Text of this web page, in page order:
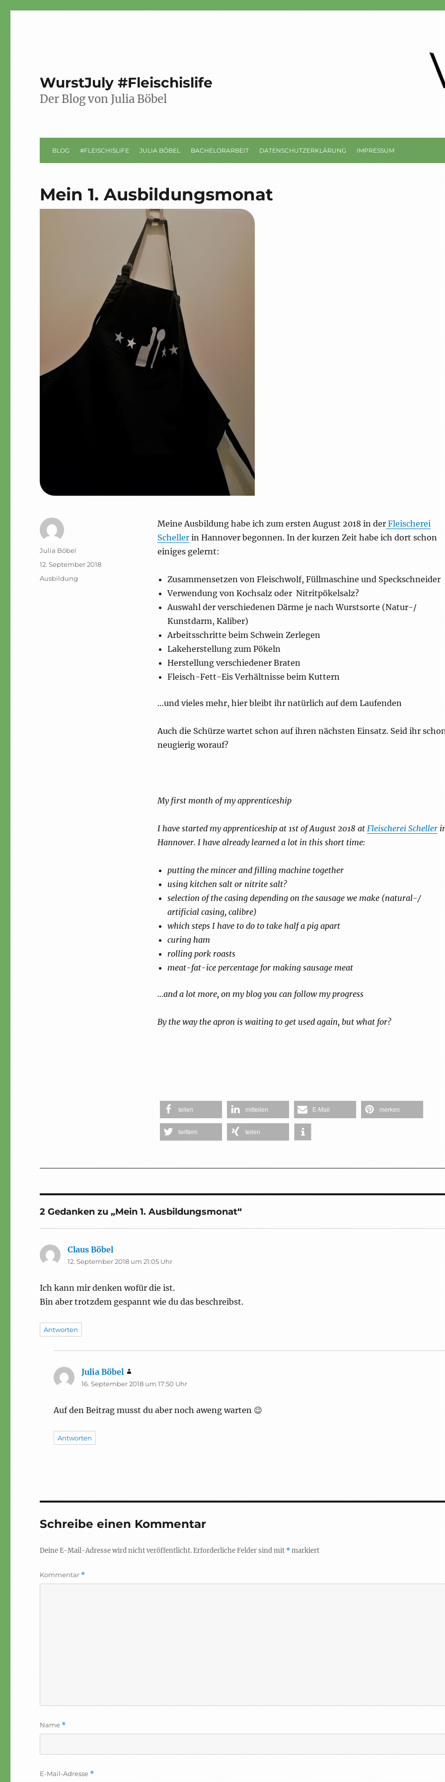
WurstJuly #Fleischislife
Der Blog von Julia Böbel
BLOG #FLEISCHISLIFE JULIA BÖBEL BACHELORARBEIT DATENSCHUTZERKLÄRUNG IMPRESSUM
Mein 1. Ausbildungsmonat
Meine Ausbildung habe ich zum ersten August 2018 in derFleischerei
Schellerin Hannover begonnen. In der kurzen Zeit habe ich dort schon
einiges gelernt:
Zusammensetzen von Fleischwolf, Füllmaschine und Speckschneider
Verwendung von Kochsalz oder Nitritpökelsalz?
Auswahl der verschiedenen Därme je nach Wurstsorte (Natur-/
Kunstdarm, Kaliber)
Arbeitsschritte beim Schwein Zerlegen
Lakeherstellung zum Pökeln
Herstellung verschiedener Braten
Fleisch-Fett-Eis Verhältnisse beim Kuttern
…und vieles mehr, hier bleibt ihr natürlich auf dem Laufenden
Auch die Schürze wartet schon auf ihren nächsten Einsatz. Seid ihr
neugierig worauf?
My first month of my apprenticeship
I have started my apprenticeship at 1st of August 2018 at Fleischerei Scheller
Hannover. I have already learned a lot in this short time:
putting the mincer and filling machine together
using kitchen salt or nitrite salt?
selection of the casing depending on the sausage we make (natural-/
artificial casing, calibre)
which steps I have to do to take half a pig apart
curing ham
rolling pork roasts
meat-fat-ice percentage for making sausage meat
…and a lot more, on my blog you can follow my progress
By the way the apron is waiting to get used again, but what for?
teilen mitteilen E-Mail merken
twittern teilen
Autor
Julia Böbel
Veröffentlicht
am
12. September 2018
Schlagwörter
Ausbildung
2 Gedanken zu „Mein 1. Ausbildungsmonat“
Claus Böbel
12. September 2018 um 21:05 Uhr
Ich kann mir denken wofür die ist.
Bin aber trotzdem gespannt wie du das beschreibst.
Antworten
Julia Böbel
16. September 2018 um 17:50 Uhr
Auf den Beitrag musst du aber noch aweng warten 😉
Antworten
Schreibe einen Kommentar
Deine E-Mail-Adresse wird nicht veröffentlicht.Erforderliche Felder sind mit *markiert
Kommentar *
Name *
E-Mail-Adresse *